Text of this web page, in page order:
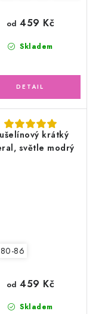
Skladem
od 459 Kč
2.jakost v.62
krátký
světle modrý
80-86
Skladem
od 459 Kč